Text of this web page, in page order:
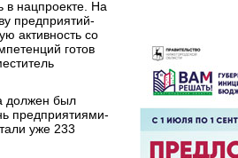
в нацпроекте. На
предприятий-
активность со
готов
должен был
предприятиями-
уже 233